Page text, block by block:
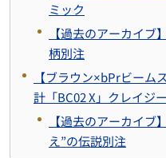
ミック
【過去のアーカイ
柄別注
【ブラウン×bPrビーム
計「BC02 X」クレイジ
【過去のアーカイ
え”の伝説別注